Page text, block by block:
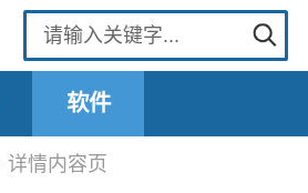
软件
详情内容页